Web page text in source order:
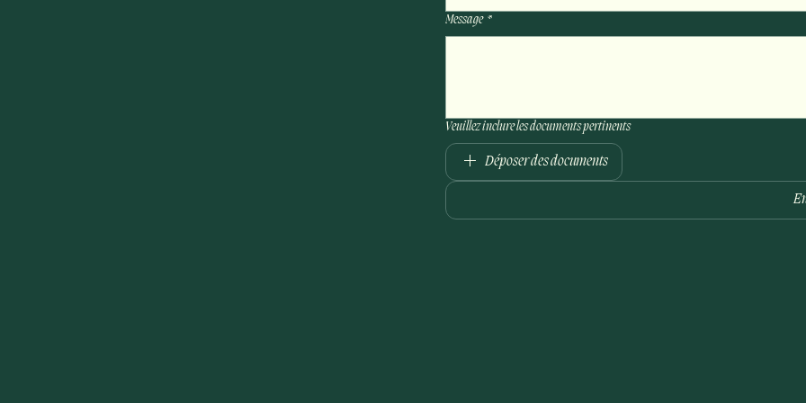
Message *
Veuillez inclure les documents pertinents
Déposer des documents